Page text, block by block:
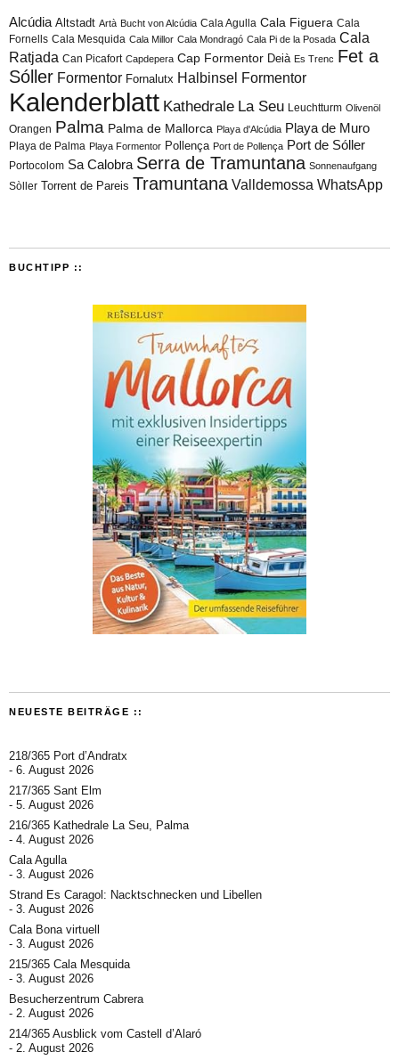
Alcúdia Altstadt Artà Bucht von Alcúdia Cala Agulla Cala Figuera Cala
Fornells Cala Mesquida Cala Millor Cala Mondragó Cala Pi de la Posada Cala
Ratjada Can Picafort Capdepera Cap Formentor Deià Es Trenc Fet a
Sóller Formentor Fornalutx Halbinsel Formentor
Kalenderblatt Kathedrale La Seu Leuchtturm Olivenöl
Orangen Palma Palma de Mallorca Playa d'Alcúdia Playa de Muro
Playa de Palma Playa Formentor Pollença Port de Pollença Port de Sóller
Portocolom Sa Calobra Serra de Tramuntana Sonnenaufgang
Sòller Torrent de Pareis Tramuntana Valldemossa WhatsApp
BUCHTIPP ::
NEUESTE BEITRÄGE ::
218/365 Port d’Andratx
6. August 2026
217/365 Sant Elm
5. August 2026
216/365 Kathedrale La Seu, Palma
4. August 2026
Cala Agulla
3. August 2026
Strand Es Caragol: Nacktschnecken und Libellen
3. August 2026
Cala Bona virtuell
3. August 2026
215/365 Cala Mesquida
3. August 2026
Besucherzentrum Cabrera
2. August 2026
214/365 Ausblick vom Castell d’Alaró
2. August 2026